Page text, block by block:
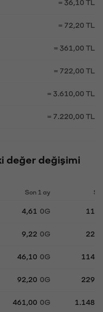
= 36,10 TL
= 72,20 TL
= 361,00 TL
= 722,00 TL
= 3.610,00 TL
= 7.220,00 TL
değer değişimi
Son 1 ay
4,61 0G
9,22 0G
46,10 0G
92,20 0G
461,00 0G